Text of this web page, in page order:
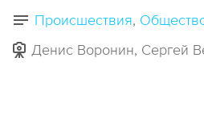
Происшествия
Денис Воронин, Сергей